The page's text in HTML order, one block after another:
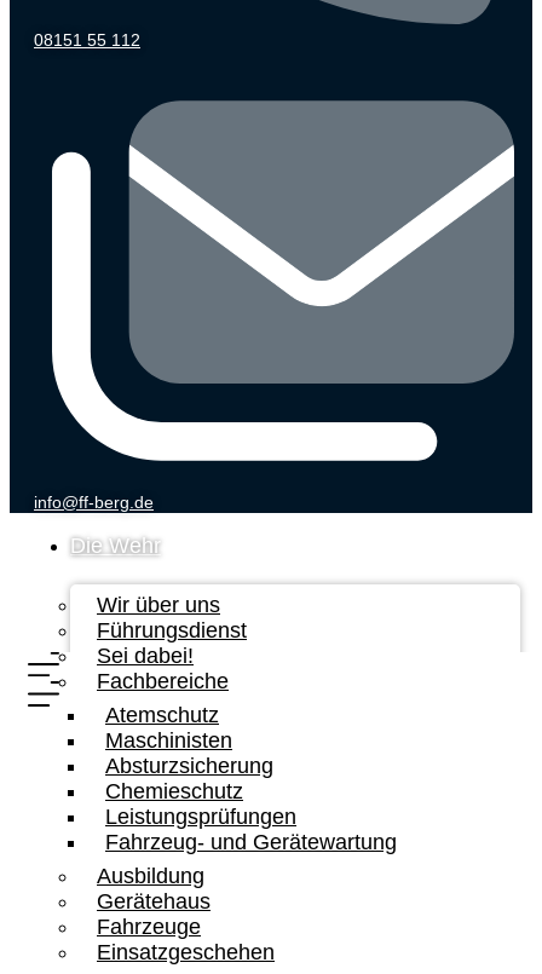
08151 55 112
info@ff-berg.de
Die Wehr
Wir über uns
Führungsdienst
Sei dabei!
Fachbereiche
Atemschutz
Maschinisten
Absturzsicherung
Chemieschutz
Leistungsprüfungen
Fahrzeug- und Gerätewartung
Ausbildung
Gerätehaus
Fahrzeuge
Einsatzgeschehen